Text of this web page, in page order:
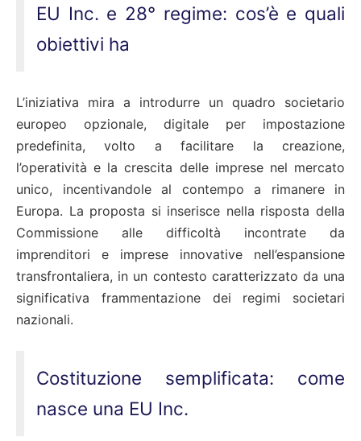
EU Inc. e 28° regime: cos’è e quali
obiettivi ha
L’iniziativa mira a introdurre un quadro societario
europeo opzionale, digitale per impostazione
predefinita, volto a facilitare la creazione,
l’operatività e la crescita delle imprese nel mercato
unico, incentivandole al contempo a rimanere in
Europa. La proposta si inserisce nella risposta della
Commissione alle difficoltà incontrate da
imprenditori e imprese innovative nell’espansione
transfrontaliera, in un contesto caratterizzato da una
significativa frammentazione dei regimi societari
nazionali.
Costituzione semplificata: come
nasce una EU Inc.